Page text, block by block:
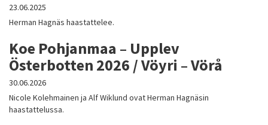
23.06.2025
Herman Hagnäs haastattelee.
Koe Pohjanmaa – Upplev
Österbotten 2026 / Vöyri – Vörå
30.06.2026
Nicole Kolehmainen ja Alf Wiklund ovat Herman Hagnäsin
haastattelussa.